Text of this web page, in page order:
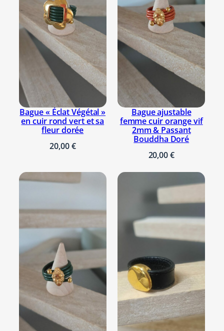
produit
Bague « Éclat Végétal »
en cuir rond vert et sa
fleur dorée
20,00€
Bague ajustable
femme cuir orange vif
2mm & Passant
Bouddha Doré
20,00€